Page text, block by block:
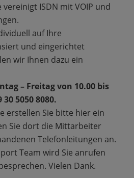
ISDN mit VOIP und
auf Ihre
und eingerichtet
wir Ihnen dazu ein
– Freitag von 10.00 bis
5050 8080.
erstellen Sie bitte hier ein
Sie dort die Mittarbeiter
Telefonleitungen an.
Team wird Sie anrufen
Vielen Dank.